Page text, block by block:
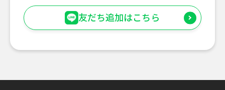
友だち追加はこちら